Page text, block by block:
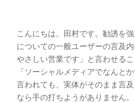
こんにちは。田村です。勧誘を
についての一般ユーザーの言及
やさしい営業です」と言わせるこ
「ソーシャルメディアでなんと
言われても、実体がそのまま言
なら手の打ちようがありません。